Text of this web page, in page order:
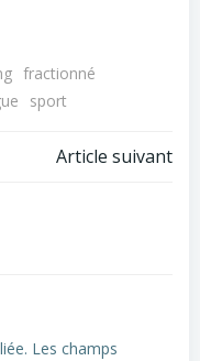
fractionné
sport
Article suivant
Les champs